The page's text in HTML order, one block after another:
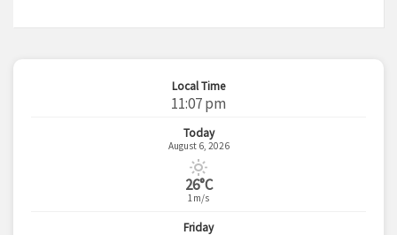
Local Time
11:07 pm
Today
August 6, 2026
26°C
1m/s
Friday